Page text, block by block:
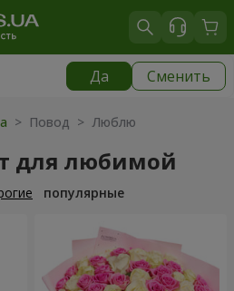
Да Сменить
> Повод > Люблю
для любимой
популярные